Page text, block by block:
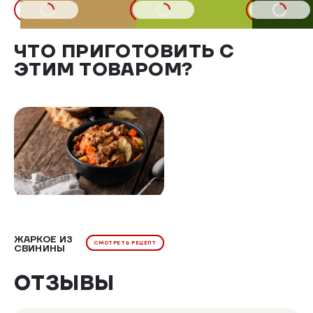
В КОРЗИНУ В КОРЗИНУ В КОРЗИНУ
ЧТО ПРИГОТОВИТЬ С
ЭТИМ ТОВАРОМ?
ЖАРКОЕ ИЗ
СВИНИНЫ
СМОТРЕТЬ РЕЦЕПТ
ОТЗЫВЫ